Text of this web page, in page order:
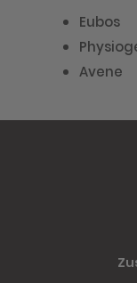
Eubos
Avene